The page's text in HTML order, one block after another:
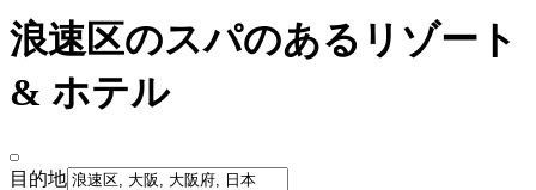
浪速区のスパのあるリゾート
& ホテル
目的地